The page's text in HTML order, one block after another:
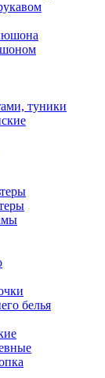
туники
белья